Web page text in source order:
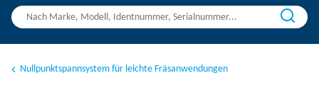
Nullpunktspannsystem für leichte Fräsanwendungen